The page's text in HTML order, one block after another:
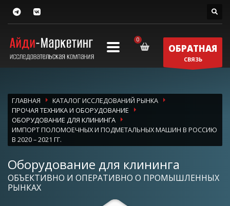
ОБРАТНАЯ
СВЯЗЬ
ГЛАВНАЯ
КАТАЛОГ ИССЛЕДОВАНИЙ РЫНКА
ПРОЧАЯ ТЕХНИКА И ОБОРУДОВАНИЕ
ОБОРУДОВАНИЕ ДЛЯ КЛИНИНГА
ИМПОРТ ПОЛОМОЕЧНЫХ И ПОДМЕТАЛЬНЫХ МАШИН В РОССИЮ
В 2020 – 2021 ГГ.
Оборудование для клининга
ОБЪЕКТИВНО И ОПЕРАТИВНО О ПРОМЫШЛЕННЫХ
РЫНКАХ